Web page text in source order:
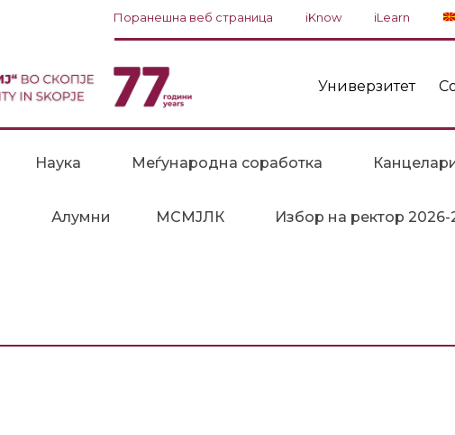
Поранешна веб страница iKnow iLearn
Универзитет
Наука Меѓународна соработка
Алумни МСМЈЛК Избор на ректор 2026-